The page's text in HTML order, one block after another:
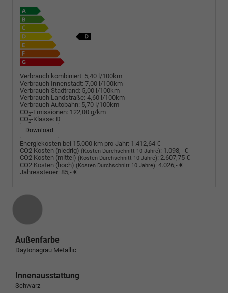
Verbrauch kombiniert: 5,40 l/100km
Verbrauch Innenstadt: 7,00 l/100km
Verbrauch Stadtrand: 5,00 l/100km
Verbrauch Landstraße: 4,60 l/100km
Verbrauch Autobahn: 5,70 l/100km
CO2-Emissionen: 122,00 g/km
CO2-Klasse: D
Download
Energiekosten bei 15.000 km pro Jahr: 1.412,64 €
CO2 Kosten (niedrig) (Kosten Durchschnitt 10 Jahre): 1.098,- €
CO2 Kosten (mittel) (Kosten Durchschnitt 10 Jahre): 2.607,75 €
CO2 Kosten (hoch) (Kosten Durchschnitt 10 Jahre): 4.026,- €
Jahressteuer: 85,- €
Außenfarbe
Daytonagrau Metallic
Innenausstattung
Schwarz